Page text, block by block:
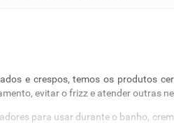
e crespos, temos os produtos
evitar o frizz e atender outras
para usar durante o banho,